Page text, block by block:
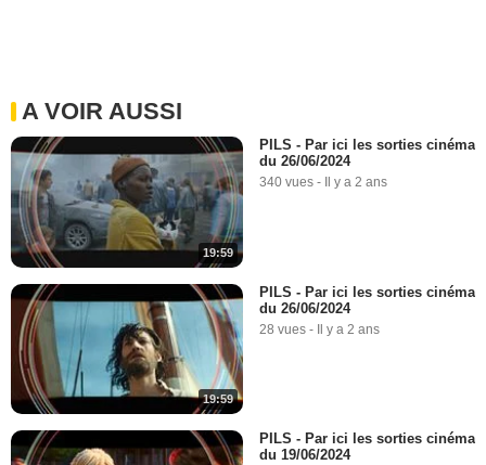
A VOIR AUSSI
19:59
PILS - Par ici les sorties cinéma
du 26/06/2024
340 vues - Il y a 2 ans
19:59
PILS - Par ici les sorties cinéma
du 26/06/2024
28 vues - Il y a 2 ans
PILS - Par ici les sorties cinéma
du 19/06/2024